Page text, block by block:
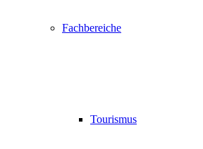
Fachbereiche
Tourismus